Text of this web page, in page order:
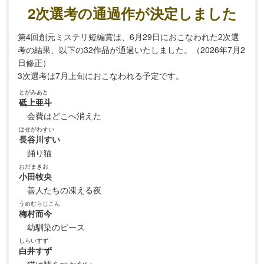
2次選考の通過作が決定しました
第4回創元ミステリ短編賞は、6月29日におこなわれた2次選
考の結果、以下の32作品が通過いたしました。（2026年7月2
日修正）
3次選考は7月上旬におこなわれる予定です。
砥上亜斗
とがみあと
会費はどこへ消えた
長谷川すい
はせがわすい
踊り猫
小田牧央
おだまきお
善人たちの凍える夜
梅村而今
うめむらじこん
幼馴染のピース
白井すず
しらいすず